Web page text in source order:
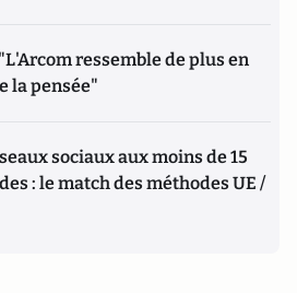
ressemble de plus en
la pensée"
sociaux aux moins de 15
: le match des méthodes UE /